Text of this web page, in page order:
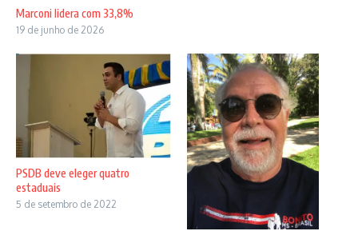
Marconi lidera com 33,8%
19 de junho de 2026
PSDB deve eleger quatro
estaduais
5 de setembro de 2022